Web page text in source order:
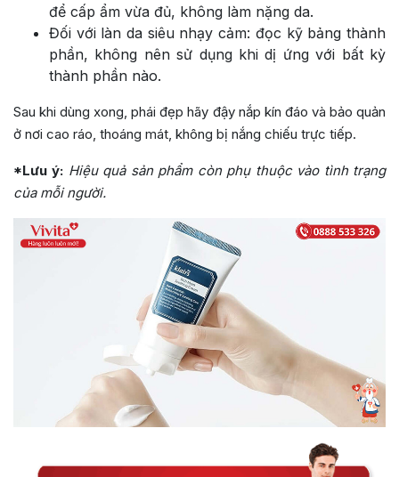
để cấp ẩm vừa đủ, không làm nặng da.
Đối với làn da siêu nhạy cảm: đọc kỹ bảng thành
phần, không nên sử dụng khi dị ứng với bất kỳ
thành phần nào.
Sau khi dùng xong, phái đẹp hãy đậy nắp kín đáo và bảo quản
ở nơi cao ráo, thoáng mát, không bị nắng chiếu trực tiếp.
*Lưu ý: Hiệu quả sản phẩm còn phụ thuộc vào tình trạng
của mỗi người.